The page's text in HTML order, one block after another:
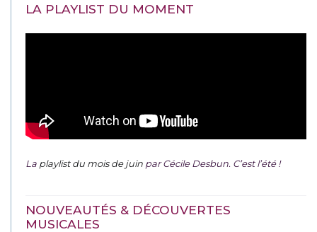
LA PLAYLIST DU MOMENT
La playlist du mois de juin par Cécile Desbun. C’est l’été !
NOUVEAUTÉS & DÉCOUVERTES
MUSICALES